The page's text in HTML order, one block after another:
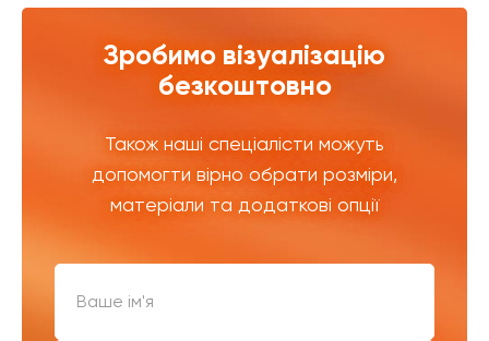
Зробимо візуалізацію
безкоштовно
Також наші спеціалісти можуть
допомогти вірно обрати розміри,
матеріали та додаткові опції